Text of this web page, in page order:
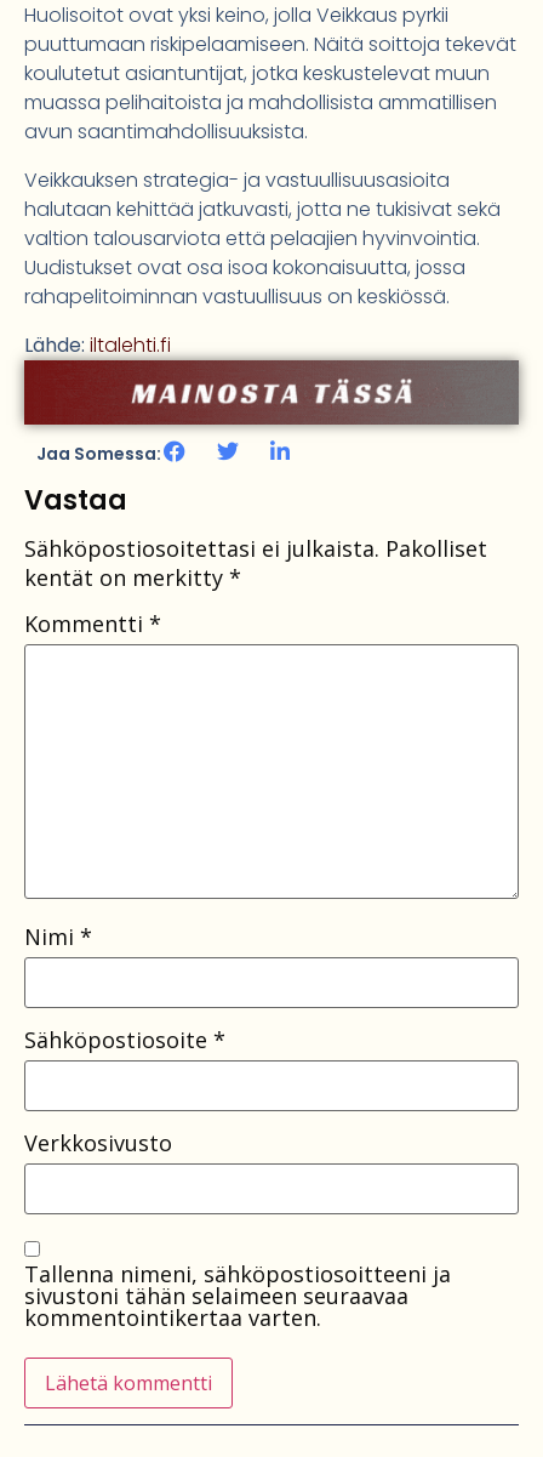
Huolisoitot ovat yksi keino, jolla Veikkaus pyrkii
puuttumaan riskipelaamiseen. Näitä soittoja tekevät
koulutetut asiantuntijat, jotka keskustelevat muun
muassa pelihaitoista ja mahdollisista ammatillisen
avun saantimahdollisuuksista.
Veikkauksen strategia- ja vastuullisuusasioita
halutaan kehittää jatkuvasti, jotta ne tukisivat sekä
valtion talousarviota että pelaajien hyvinvointia.
Uudistukset ovat osa isoa kokonaisuutta, jossa
rahapelitoiminnan vastuullisuus on keskiössä.
Lähde: iltalehti.fi
Jaa Somessa:
Vastaa
Sähköpostiosoitettasi ei julkaista. Pakolliset
kentät on merkitty *
Kommentti *
Nimi *
Sähköpostiosoite *
Verkkosivusto
Tallenna nimeni, sähköpostiosoitteeni ja
sivustoni tähän selaimeen seuraavaa
kommentointikertaa varten.